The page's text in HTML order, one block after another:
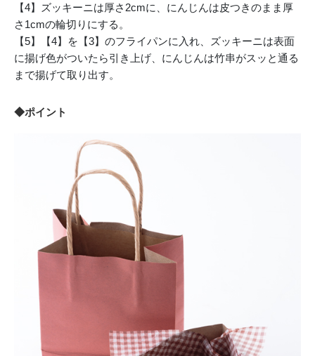
【4】ズッキーニは厚さ2cmに、にんじんは皮つきのまま厚
さ1cmの輪切りにする。
【5】【4】を【3】のフライパンに入れ、ズッキーニは表面
に揚げ色がついたら引き上げ、にんじんは竹串がスッと通る
まで揚げて取り出す。
◆ポイント